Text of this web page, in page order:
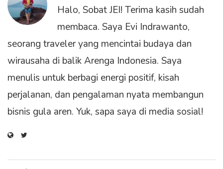
Halo, Sobat JEI! Terima kasih sudah
membaca. Saya Evi Indrawanto,
seorang traveler yang mencintai budaya dan
wirausaha di balik Arenga Indonesia. Saya
menulis untuk berbagi energi positif, kisah
perjalanan, dan pengalaman nyata membangun
bisnis gula aren. Yuk, sapa saya di media sosial!